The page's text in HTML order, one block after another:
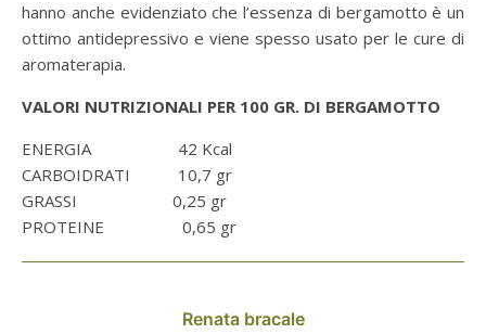
hanno anche evidenziato che l’essenza di bergamotto è un
ottimo antidepressivo e viene spesso usato per le cure di
aromaterapia.
VALORI NUTRIZIONALI PER 100 GR. DI BERGAMOTTO
ENERGIA 42 Kcal
CARBOIDRATI 10,7 gr
GRASSI 0,25 gr
PROTEINE 0,65 gr
Renata bracale